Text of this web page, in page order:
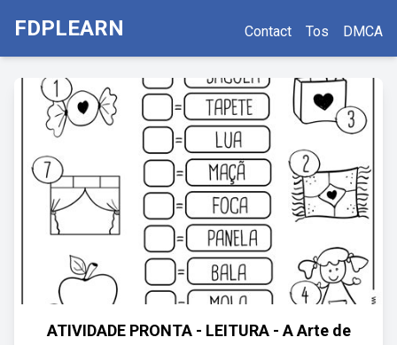
FDPLEARN Contact Tos DMCA
ATIVIDADE PRONTA - LEITURA - A Arte de